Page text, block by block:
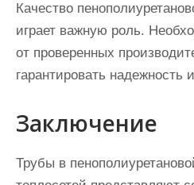
Качество
играет важную роль.
от проверенных
гарантировать надежность
Заключение
Трубы в